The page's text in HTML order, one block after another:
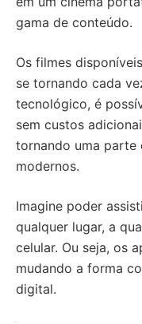
gama de conteúdo.
Os filmes
se tornando cada
tecnológico, é
sem custos
tornando uma parte
modernos.
Imagine poder
qualquer lugar, a
celular. Ou seja, os
mudando a forma
digital.